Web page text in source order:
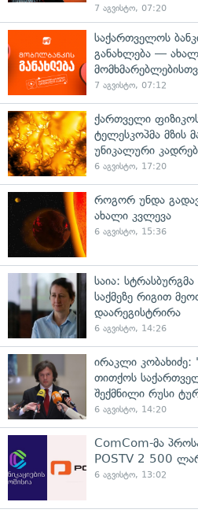
7 აგვისტო, 07:20
საქართველოს
განახლება —
7 აგვისტო, 07:12
ქართველი
ტელესკოპმა მზის
უნიკალური
6 აგვისტო, 17:20
როგორ უნდა
ახალი კვლევა
6 აგვისტო, 15:36
საია:
საქმეზე რიგით
დაარეგისტრირა
6 აგვისტო, 14:26
ირაკლი კობახიძე:
თითქოს
შექმნილი რუსი
6 აგვისტო, 14:20
ComCom-მა
POSTV 2 500
6 აგვისტო, 13:02